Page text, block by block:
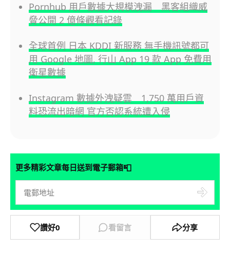
Pornhub 用戶數據大規模洩漏 黑客組織威
脅公開 2 億條觀看記錄
全球首例 日本 KDDI 新服務 無手機訊號都可
用 Google 地圖, 行山 App 19 款 App 免費用
衛星數據
Instagram 數據外洩疑雲 1,750 萬用戶資
料恐流出暗網 官方否認系統遭入侵
更多精彩文章每日送到電子郵箱📮
讚好0 看留言 分享